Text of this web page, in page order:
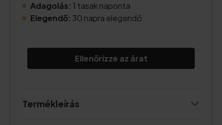
Adagolás: 1 tasak naponta
Elegendő: 30 napra elegendő
Ellenőrizze az árat
Termékleírás